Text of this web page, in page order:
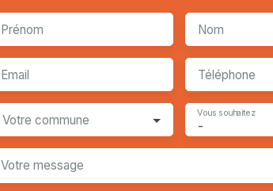
Prénom Nom
Email Téléphone
Votre commune -
Vous souhaitez
Votre message